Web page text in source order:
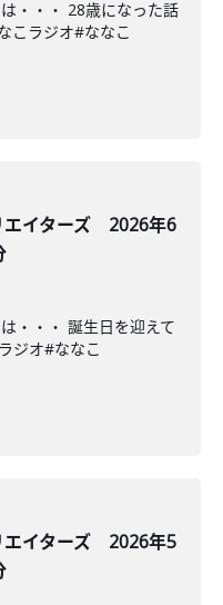
・・・ 28歳になった話
こラジオ#ななこ
エイターズ 2026年6
・・・ 誕生日を迎えて
ジオ#ななこ
エイターズ 2026年5